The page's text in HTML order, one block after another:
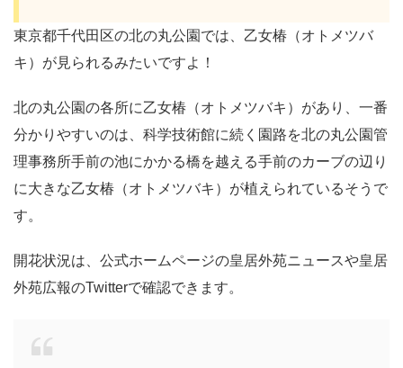
東京都千代田区の北の丸公園では、乙女椿（オトメツバ
キ）が見られるみたいですよ！
北の丸公園の各所に乙女椿（オトメツバキ）があり、一番
分かりやすいのは、科学技術館に続く園路を北の丸公園管
理事務所手前の池にかかる橋を越える手前のカーブの辺り
に大きな乙女椿（オトメツバキ）が植えられているそうで
す。
開花状況は、公式ホームページの皇居外苑ニュースや皇居
外苑広報のTwitterで確認できます。